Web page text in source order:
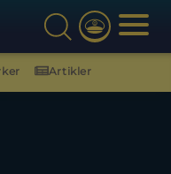
Artikler